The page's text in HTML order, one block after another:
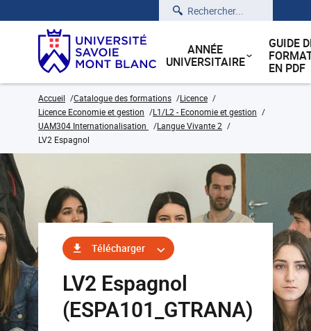
Rechercher
ANNÉE
UNIVERSITAIRE
GUIDE
EN PDF
Accueil Catalogue des formations
Licence
Licence Economie et gestion
L1/L2 - Economie et gestion
UAM304 Internationalisation
Langue Vivante 2
LV2 Espagnol
Télécharger
LV2 Espagnol
(ESPA101_GTRANA)